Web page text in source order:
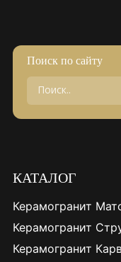
Поиск по сайту
КАТАЛОГ
Керамогранит
Керамогранит
Керамогранит